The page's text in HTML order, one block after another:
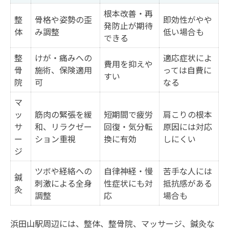
肩こりがつらい方へ効果的な治療法解説
肩こり治療の最新アプローチ一覧
症状別に見る肩こり治療のポイント
肩こりがつらい時のセルフケア方法
整体・鍼灸で肩こり改善を目指す場合
信頼できる肩こり施術と継続のコツとは
肩こり治療の継続で感じる体の変化
肩こり治療で重視すべき通いやすさ比較
肩こりに強い施術者の見分け方
浜田山駅付近で肩こりに悩むなら注目の方法
肩こり治療の人気アプローチ徹底解説
整
体
骨格や姿勢の歪
み調整
根本改善・再
発防止が期待
できる
即効性がやや
低い場合も
整
骨
院
けが・痛みへの
施術、保険適用
可
費用を抑えや
すい
適応症状によ
っては自費に
なる
マ
ッ
サ
ー
ジ
筋肉の緊張を緩
和、リラクゼー
ション重視
短期間で疲労
回復・気分転
換に有効
肩こりの根本
原因には対応
しにくい
鍼
灸
ツボや経絡への
刺激による全身
調整
自律神経・慢
性症状にも対
応
苦手な人には
抵抗感がある
場合も
浜田山駅周辺には、整体、整骨院、マッサージ、鍼灸な